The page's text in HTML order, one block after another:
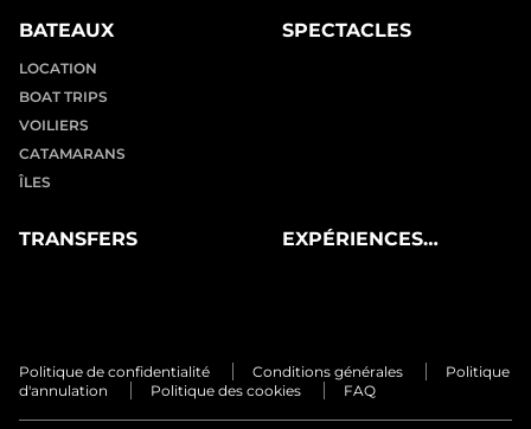
BATEAUX
LOCATION
BOAT TRIPS
VOILIERS
CATAMARANS
ÎLES
SPECTACLES
TRANSFERS
EXPÉRIENCES
Politique de confidentialité Conditions générales
Politique
d'annulation
Politique des cookies FAQ